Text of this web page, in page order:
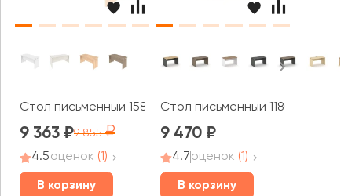
Стол письменный 1580x720x755 Стайл Систем / Style
9 363 9 855
4.5оценок (1)
В корзину
Стол письменный
9 470
4.7оценок (1)
В корзину